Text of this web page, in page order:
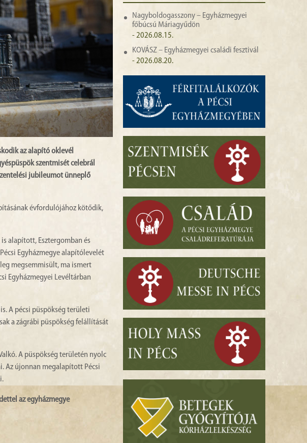
az alapító oklevél
szentmisét celebrál
jubileumot ünneplő
évfordulójához kötődik,
alapított, Esztergomban és
Egyházmegye alapítólevelét
megsemmisült, ma ismert
Egyházmegyei Levéltárban
A pécsi püspökség területi
a zágrábi püspökség felállítását
A püspökség területén nyolc
Az újonnan megalapított Pécsi
az egyházmegye
Nagyboldogasszony – Egyházmegyei
főbúcsú Máriagyűdön
- 2026.08.15.
KOVÁSZ – Egyházmegyei családi fesztivál
- 2026.08.20.